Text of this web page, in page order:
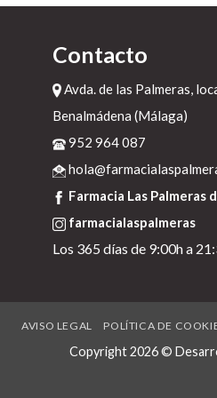
Contacto
Avda. de las Palmeras,
Benalmádena (Málaga)
952 964 087
Farmacia Las Palmeras
farmacialaspalmeras
Los 365 días de 9:00h a
AVISO LEGAL POLÍTICA DE
Copyright 2026 ©